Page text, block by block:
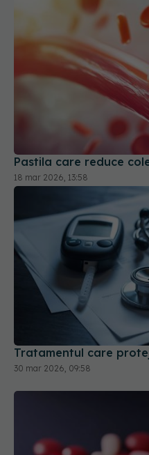
Pastila care reduce
18 mar 2026, 13:58
Tratamentul care
30 mar 2026, 09:58